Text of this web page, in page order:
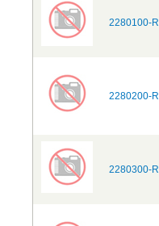
2280100-R
2280200-R
2280300-R